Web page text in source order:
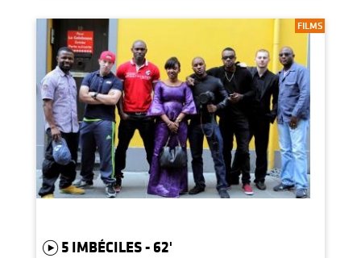
FILMS
5 IMBÉCILES - 62'